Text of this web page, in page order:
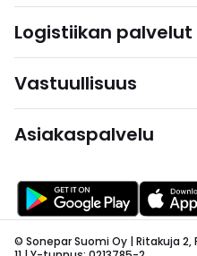
Logistiikan palvelut
Vastuullisuus
Asiakaspalvelu
© Sonepar Suomi Oy | Ritakuja 2,